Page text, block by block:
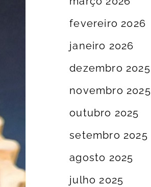
fevereiro 2026
janeiro 2026
dezembro 2025
novembro 2025
outubro 2025
setembro 2025
agosto 2025
julho 2025